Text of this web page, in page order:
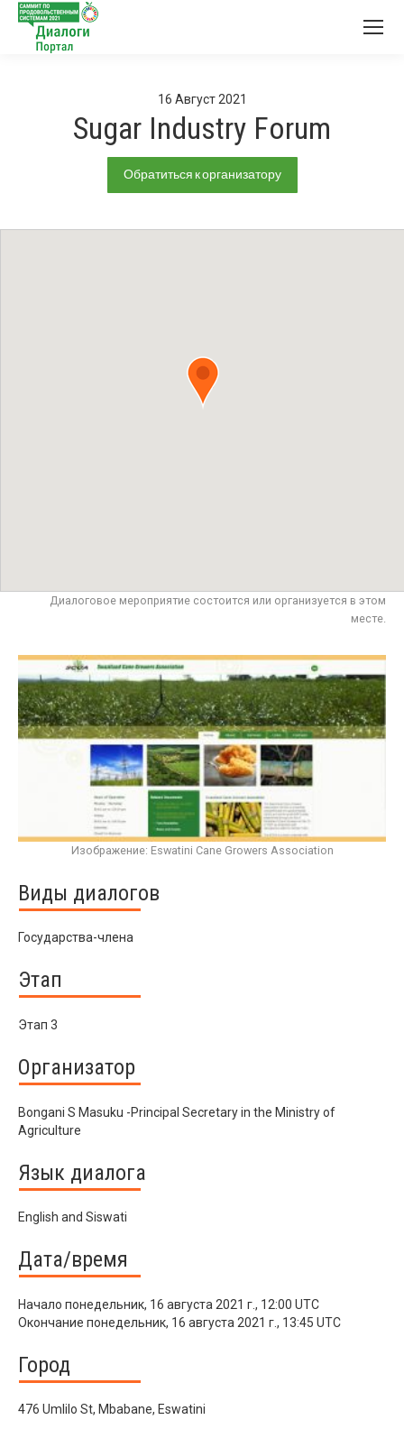
16 Август 2021
Sugar Industry Forum
Обратиться к организатору
Диалоговое мероприятие состоится или организуется в этом
месте.
Виды диалогов
Государства-члена
Этап
Этап 3
Организатор
Bongani S Masuku -Principal Secretary in the Ministry of
Agriculture
Язык диалога
English and Siswati
Дата/время
Начало понедельник, 16 августа 2021 г., 12:00 UTC
Окончание понедельник, 16 августа 2021 г., 13:45 UTC
Город
476 Umlilo St, Mbabane, Eswatini
Изображение: Eswatini Cane Growers Association